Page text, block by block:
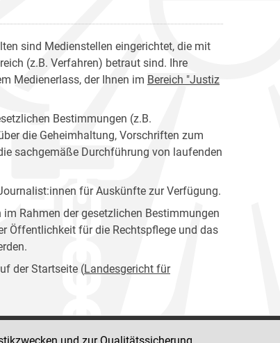
sind Medienstellen eingerichtet, die mit
(z.B. Verfahren) betraut sind. Ihre
Medienerlass, der Ihnen im Bereich "Justiz
Bestimmungen (z.B.
die Geheimhaltung, Vorschriften zum
sachgemäße Durchführung von laufenden
für Auskünfte zur Verfügung.
Rahmen der gesetzlichen Bestimmungen
Öffentlichkeit für die Rechtspflege und das
der Startseite (Landesgericht für